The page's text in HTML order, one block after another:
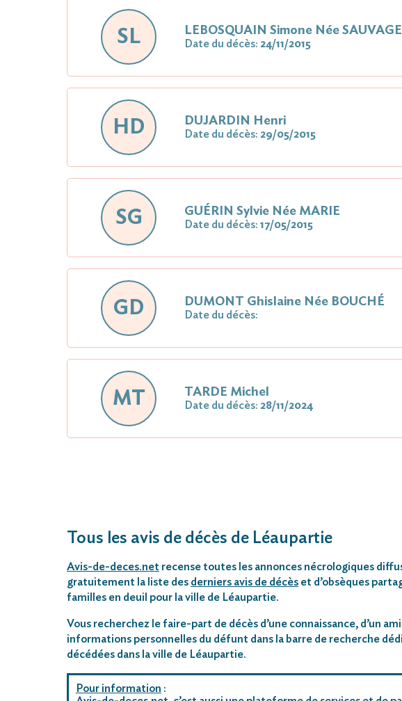
SL LEBOSQUAIN Simone Née SAUVAGE
Date du décès: 24/11/2015
HD DUJARDIN Henri
Date du décès: 29/05/2015
SG GUÉRIN Sylvie Née MARIE
Date du décès: 17/05/2015
GD DUMONT Ghislaine Née BOUCHÉ
Date du décès:
MT TARDE Michel
Date du décès: 28/11/2024
Tous les avis de décès de Léaupartie
Avis-de-deces.net recense toutes les annonces nécrologiques
gratuitement la liste des derniers avis de décès et d’obsèques
familles en deuil pour la ville de Léaupartie.
Vous recherchez le faire-part de décès d’une connaissance, d’un
informations personnelles du défunt dans la barre de recherche
décédées dans la ville de Léaupartie.
Pour information :